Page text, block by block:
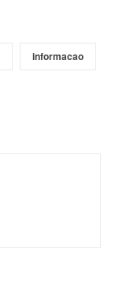
informacao